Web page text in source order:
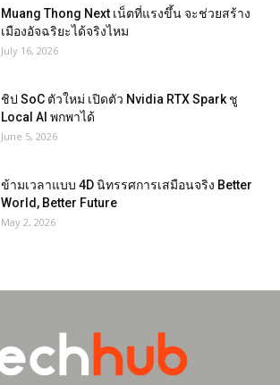
Muang Thong Next เน็ตที่แรงขึ้น จะช่วยสร้าง
เมืองอัจฉริยะได้จริงไหม
July 16, 2026
ชิป SoC ตัวใหม่ เปิดตัว Nvidia RTX Spark ชู
Local AI พกพาได้
June 5, 2026
ข้ามเวลาแบบ 4D นิทรรศการเสมือนจริง Better
World, Better Future
May 2, 2026